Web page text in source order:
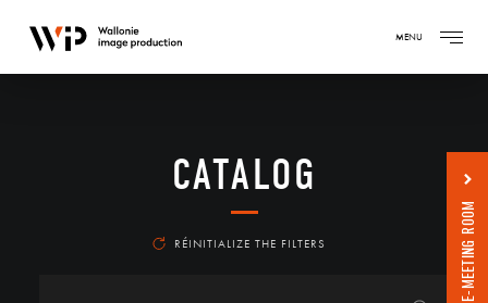
MENU
CATALOG
RÉINITIALIZE THE FILTERS E-MEETING ROOM